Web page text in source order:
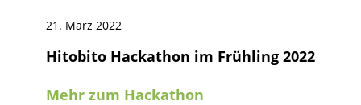
21. März 2022
Hitobito Hackathon im Frühling 2022
Mehr zum Hackathon